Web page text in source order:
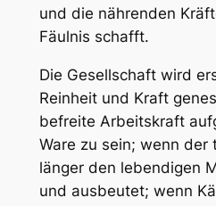
und die nährenden
Fäulnis schafft.
Die Gesellschaft wird
Reinheit und Kraft
befreite Arbeitskraft
Ware zu sein; wenn der
länger den lebendigen
und ausbeutet; wenn